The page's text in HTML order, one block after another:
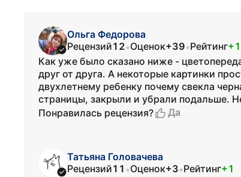
Ольга Федорова
Рецензий12•Оценок+39•Рейтинг+1
Как уже было сказано ниже -
друг от друга. А некоторые картинки
двухлетнему ребенку почему свекла
страницы, закрыли и убрали подальше.
Понравилась рецензия?
Да
Татьяна Головачева
Рецензий11 •Оценок+3•Рейтинг+1